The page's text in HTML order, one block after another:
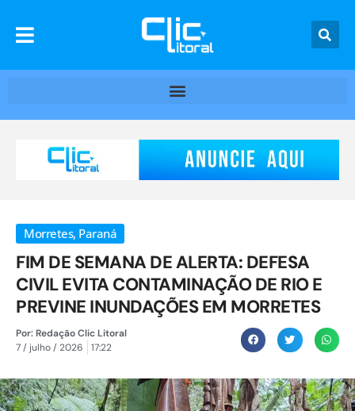
Morretes, Paraná
FIM DE SEMANA DE ALERTA: DEFESA
CIVIL EVITA CONTAMINAÇÃO DE RIO E
PREVINE INUNDAÇÕES EM MORRETES
Por:Redação Clic Litoral
7 / julho / 2026
17:22